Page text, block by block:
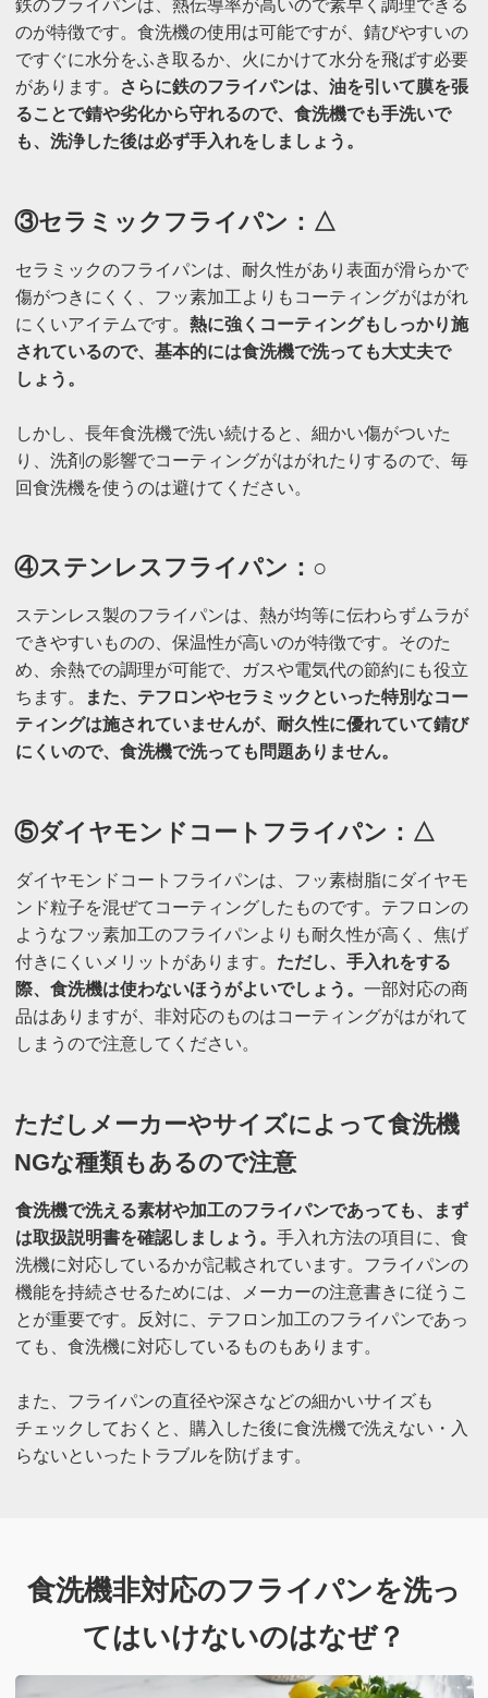
鉄のフライパンは、熱伝導率が高いので素早く調理できる
のが特徴です。食洗機の使用は可能ですが、錆びやすいの
ですぐに水分をふき取るか、火にかけて水分を飛ばす必要
があります。
さらに鉄のフライパンは、油を引いて膜を張
ることで錆や劣化から守れるので、食洗機でも手洗いで
も、洗浄した後は必ず手入れをしましょう。
③セラミックフライパン：△
セラミックのフライパンは、耐久性があり表面が滑らかで
傷がつきにくく、フッ素加工よりもコーティングがはがれ
にくいアイテムです。 熱に強くコーティングもしっかり施
されているので、基本的には食洗機で洗っても大丈夫で
しょう。
しかし、長年食洗機で洗い続けると、細かい傷がついた
り、洗剤の影響でコーティングがはがれたりするので、毎
回食洗機を使うのは避けてください。
④ステンレスフライパン：○
ステンレス製のフライパンは、熱が均等に伝わらずムラが
できやすいものの、保温性が高いのが特徴です。そのた
め、余熱での調理が可能で、ガスや電気代の節約にも役立
ちます。
また、テフロンやセラミックといった特別なコー
ティングは施されていませんが、耐久性に優れていて錆び
にくいので、食洗機で洗っても問題ありません。
⑤ダイヤモンドコートフライパン：△
ダイヤモンドコートフライパンは、フッ素樹脂にダイヤモ
ンド粒子を混ぜてコーティングしたものです。テフロンの
ようなフッ素加工のフライパンよりも耐久性が高く、焦げ
付きにくいメリットがあります。 ただし、手入れをする
際、食洗機は使わないほうがよいでしょう。 一部対応の商
品はありますが、非対応のものはコーティングがはがれて
しまうので注意してください。
ただしメーカーやサイズによって食洗機
NGな種類もあるので注意
食洗機で洗える素材や加工のフライパンであっても、まず
は取扱説明書を確認しましょう。 手入れ方法の項目に、食
洗機に対応しているかが記載されています。フライパンの
機能を持続させるためには、メーカーの注意書きに従うこ
とが重要です。反対に、テフロン加工のフライパンであっ
ても、食洗機に対応しているものもあります。
また、フライパンの直径や深さなどの細かいサイズも
チェックしておくと、購入した後に食洗機で洗えない・入
らないといったトラブルを防げます。
食洗機非対応のフライパンを洗っ
てはいけないのはなぜ？